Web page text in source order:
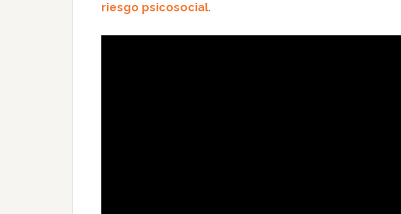
riesgo psicosocial.